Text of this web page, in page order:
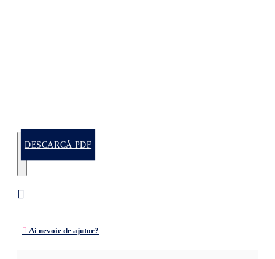
DESCARCĂ PDF
Ai nevoie de ajutor?